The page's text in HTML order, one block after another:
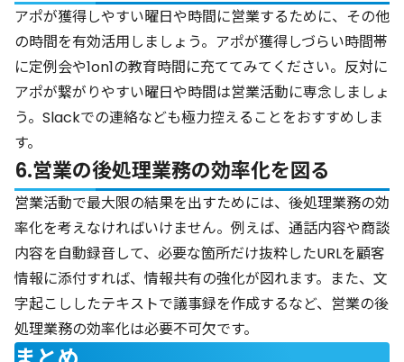
アポが獲得しやすい曜日や時間に営業するために、その他
の時間を有効活用しましょう。アポが獲得しづらい時間帯
に定例会や1on1の教育時間に充ててみてください。反対に
アポが繋がりやすい曜日や時間は営業活動に専念しましょ
う。Slackでの連絡なども極力控えることをおすすめしま
す。
6.営業の後処理業務の効率化を図る
営業活動で最大限の結果を出すためには、後処理業務の効
率化を考えなければいけません。例えば、通話内容や商談
内容を自動録音して、必要な箇所だけ抜粋したURLを顧客
情報に添付すれば、情報共有の強化が図れます。また、文
字起こししたテキストで議事録を作成するなど、営業の後
処理業務の効率化は必要不可欠です。